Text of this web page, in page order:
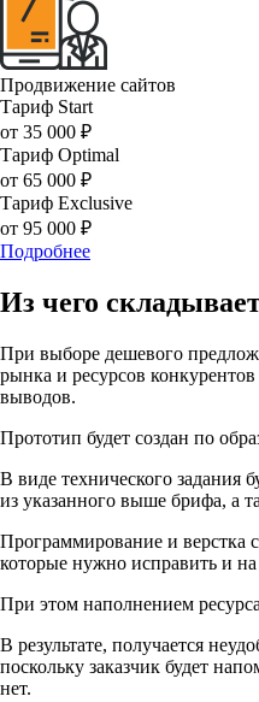
Продвижение сайтов
Тариф Start
от 35 000 ₽
Тариф Optimal
от 65 000 ₽
Тариф Exclusive
от 95 000 ₽
Подробнее
Из чего
При выборе дешевого
рынка и ресурсов
выводов.
Прототип будет создан по
В виде технического задания
из указанного выше брифа, а
Программирование и верстка
которые нужно исправить и
При этом наполнением
В результате, получается
поскольку заказчик будет
нет.